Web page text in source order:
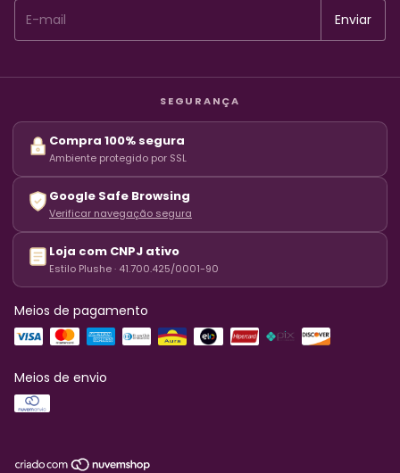
SEGURANÇA
Compra 100% segura
Ambiente protegido por SSL
Google Safe Browsing
Verificar navegação segura
Loja com CNPJ ativo
Estilo Plushe · 41.700.425/0001-90
Meios de pagamento
Meios de envio